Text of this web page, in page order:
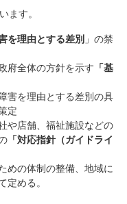
ます。
害を理由とする差別 」の禁
府全体の方針を示す 「基
害を理由とする差別の具
定
や店舗、福祉施設などの
「対応指針（ガイドライ
めの体制の整備、地域に
定める。